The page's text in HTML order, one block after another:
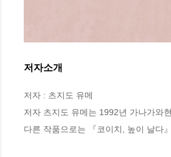
저자소개
저자 : 츠지도 유메
저자 츠지도 유메는 1992년 가나가와
다른 작품으로는 『코이치, 높이 날다